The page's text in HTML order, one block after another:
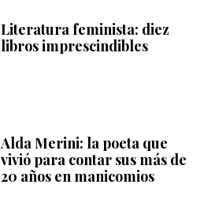
Literatura feminista: diez
libros imprescindibles
Alda Merini: la poeta que
vivió para contar sus más de
20 años en manicomios